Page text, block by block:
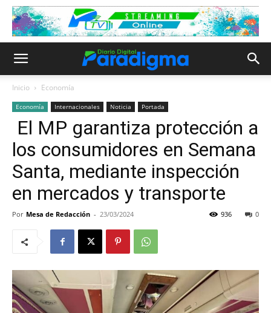
Inicio Economía
Economía Internacionales Noticia Portada
El MP garantiza protección a
los consumidores en Semana
Santa, mediante inspección
en mercados y transporte
Por Mesa de Redacción - 23/03/2024 0
936